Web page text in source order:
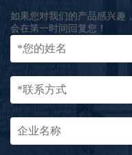
如果您对我们的产品感兴趣
会在第一时间回复您！